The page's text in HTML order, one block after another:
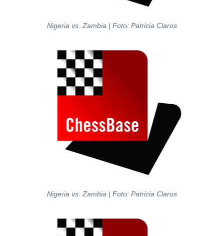
Nigeria vs. Zambia | Foto: Patricia Claros
Nigeria vs. Zambia | Foto: Patricia Claros